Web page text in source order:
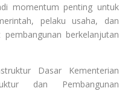
momentum penting untuk
pelaku usaha, dan
berkelanjutan
Dasar Kementerian
dan Pembangunan